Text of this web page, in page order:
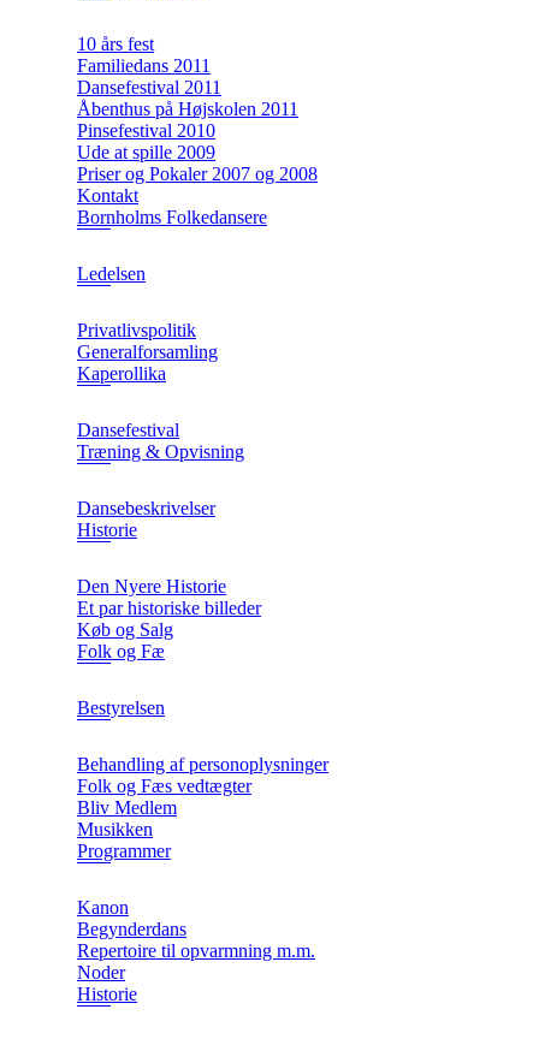
10 års fest
Familiedans 2011
Dansefestival 2011
Åbenthus på Højskolen 2011
Pinsefestival 2010
Ude at spille 2009
Priser og Pokaler 2007 og 2008
Kontakt
Bornholms Folkedansere
Ledelsen
Privatlivspolitik
Generalforsamling
Kaperollika
Dansefestival
Træning & Opvisning
Dansebeskrivelser
Historie
Den Nyere Historie
Et par historiske billeder
Køb og Salg
Folk og Fæ
Bestyrelsen
Behandling af personoplysninger
Folk og Fæs vedtægter
Bliv Medlem
Musikken
Programmer
Kanon
Begynderdans
Repertoire til opvarmning m.m.
Noder
Historie